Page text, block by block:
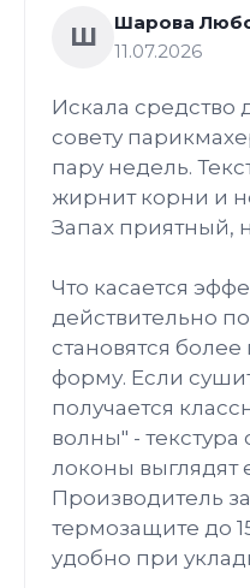
Ш
Шарова
11.07.2026
Искала средство
совету
пару недель.
жирнит корни и
Запах приятный,
Что касается
действительно
становятся
форму. Если
получается
волны" - текстура
локоны выглядят
Производитель
термозащите до
удобно при